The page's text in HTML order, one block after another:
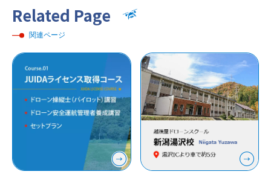
Related Page
関連ページ